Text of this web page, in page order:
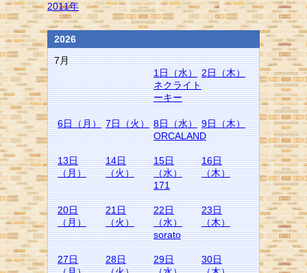
2011年
2026
7月
1日（水）
ネクライト
ーキー
2日（木）
6日（月） 7日（火） 8日（水）
ORCALAND
9日（木）
13日
（月）
14日
（火）
15日
（水）
171
16日
（木）
20日
（月）
21日
（火）
22日
（水）
sorato
23日
（木）
27日
28日
29日
30日